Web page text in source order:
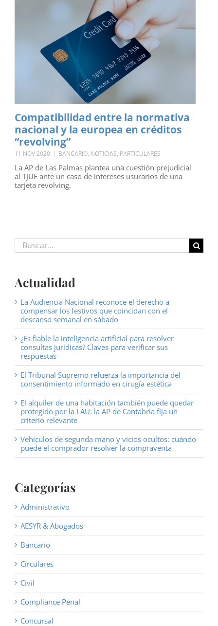
Compatibilidad entre la normativa
nacional y la europea en créditos
“revolving”
11 NOV 2020 | BANCARIO, NOTICIAS, PARTICULARES
La AP de Las Palmas plantea una cuestión prejudicial
al TJUE ante un caso de intereses usurarios de una
tarjeta revolving.
Buscar:
Actualidad
La Audiencia Nacional reconoce el derecho a
compensar los festivos que coincidan con el
descanso semanal en sábado
¿Es fiable la inteligencia artificial para resolver
consultas jurídicas? Claves para verificar sus
respuestas
El Tribunal Supremo refuerza la importancia del
consentimiento informado en cirugía estética
El alquiler de una habitación también puede quedar
protegido por la LAU: la AP de Cantabria fija un
criterio relevante
Vehículos de segunda mano y vicios ocultos: cuándo
puede el comprador resolver la compraventa
Categorías
Administrativo
AESYR & Abogados
Bancario
Circulares
Civil
Compliance Penal
Concursal